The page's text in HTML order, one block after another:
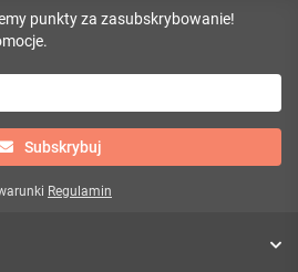
punkty za zasubskrybowanie!
Subskrybuj
Regulamin